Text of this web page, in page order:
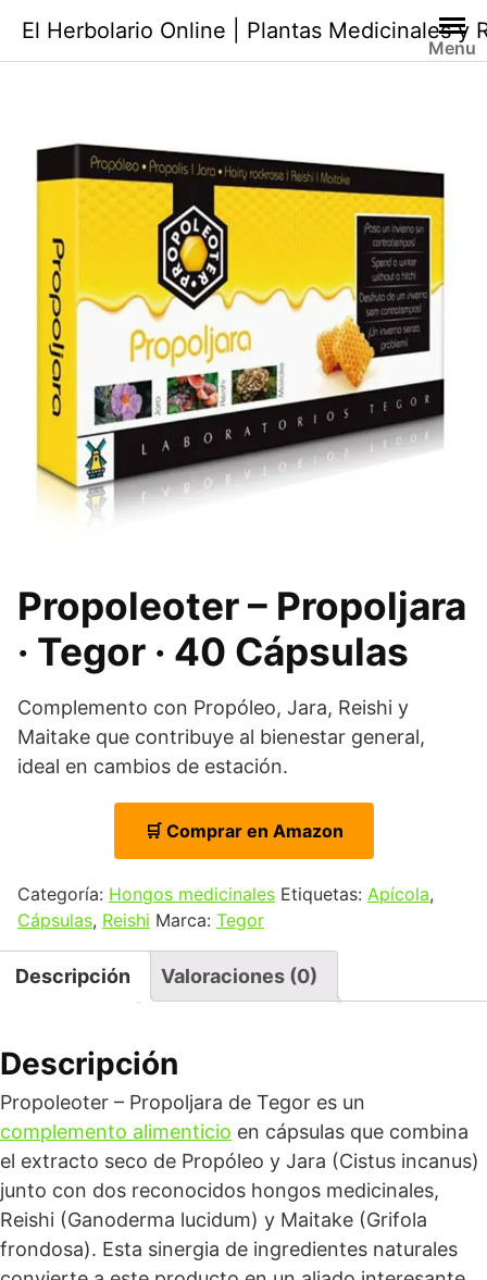
contenido
El Herbolario Online | Plantas Medicinales y
Menu
Propoleoter – Propoljara
· Tegor · 40 Cápsulas
Complemento con Propóleo, Jara, Reishi y
Maitake que contribuye al bienestar general,
ideal en cambios de estación.
🛒 Comprar en Amazon
Categoría: Hongos medicinales Etiquetas: Apícola,
Cápsulas, Reishi Marca: Tegor
Descripción Valoraciones (0)
Descripción
Propoleoter – Propoljara de Tegor es un
complemento alimenticio en cápsulas que combina
el extracto seco de Propóleo y Jara (Cistus incanus)
junto con dos reconocidos hongos medicinales,
Reishi (Ganoderma lucidum) y Maitake (Grifola
frondosa). Esta sinergia de ingredientes naturales